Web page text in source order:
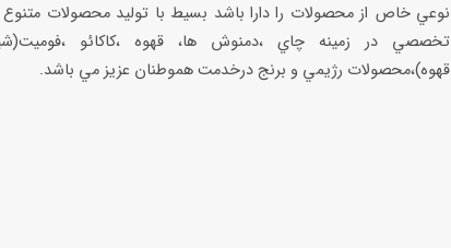
نوعي خاص از محصولات را دارا باشد بسيط با توليد محصولات
تخصصي در زمينه چاي ،دمنوش ها، قهوه ،كاكائو
قهوه)،محصولات رژيمي و برنج درخدمت هموطنان عزيز مي باشد.